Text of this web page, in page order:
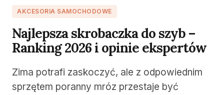
AKCESORIA SAMOCHODOWE
Najlepsza skrobaczka do szyb –
Ranking 2026 i opinie ekspertów
Zima potrafi zaskoczyć, ale z odpowiednim
sprzętem poranny mróz przestaje być